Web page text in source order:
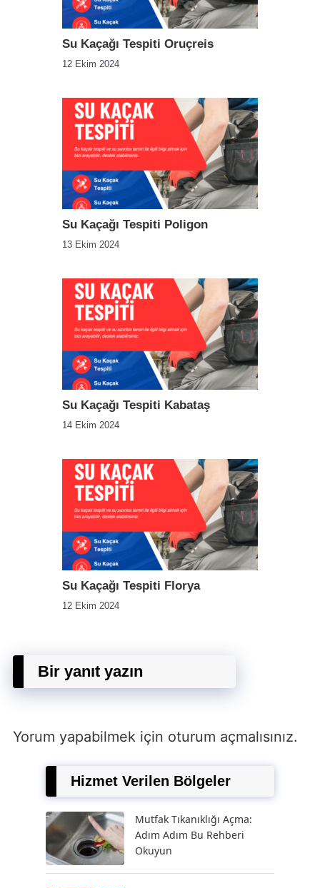
Su Kaçağı Tespiti Oruçreis
12 Ekim 2024
Su Kaçağı Tespiti Poligon
13 Ekim 2024
Su Kaçağı Tespiti Kabataş
14 Ekim 2024
Su Kaçağı Tespiti Florya
12 Ekim 2024
Bir yanıt yazın
Yorum yapabilmek için oturum açmalısınız.
Hizmet Verilen Bölgeler
Mutfak Tıkanıklığı Açma:
Adım Adım Bu Rehberi
Okuyun